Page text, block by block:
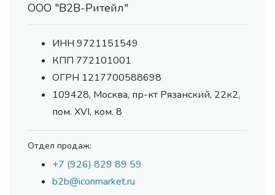
ООО "В2В-Ритейл"
ИНН 9721151549
КПП 772101001
ОГРН 1217700588698
109428, Москва, пр-кт Рязанский, 22к2,
пом. XVI, ком. 8
Отдел продаж:
+7 (926) 829 89 59
b2b@iconmarket.ru